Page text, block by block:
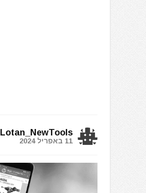
Lotan_NewTools
11 באפריל 2024